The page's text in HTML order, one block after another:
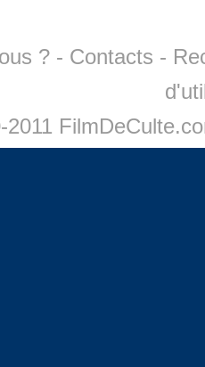
? - Contacts -
2011